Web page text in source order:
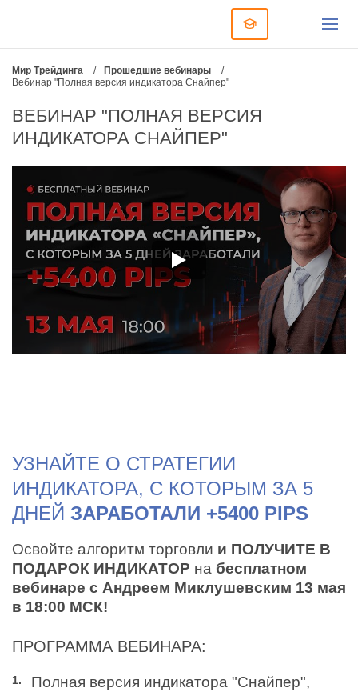
Мир Трейдинга / Прошедшие вебинары
/
Вебинар "Полная версия индикатора Снайпер"
ВЕБИНАР "ПОЛНАЯ ВЕРСИЯ
ИНДИКАТОРА СНАЙПЕР"
УЗНАЙТЕ О СТРАТЕГИИ
ИНДИКАТОРА, С КОТОРЫМ ЗА 5
ДНЕЙ ЗАРАБОТАЛИ +5400 PIPS
Освойте алгоритм торговли и ПОЛУЧИТЕ В
ПОДАРОК ИНДИКАТОР на бесплатном
вебинаре с Андреем Миклушевским 13 мая
в 18:00 МСК!
ПРОГРАММА ВЕБИНАРА:
Полная версия индикатора "Снайпер",